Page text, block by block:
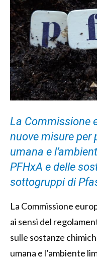
La Commissione
nuove misure per
umana e
PFHxA e delle
sottogruppi di
La Commissione
ai sensi del
sulle sostanze
umana e l’ambiente